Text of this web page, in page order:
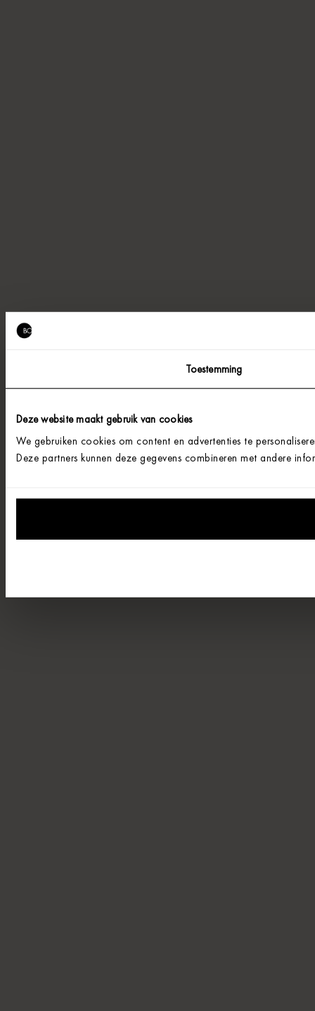
Toestemming
Deze website maakt gebruik van cookies
We gebruiken cookies om content en advertenties te
Deze partners kunnen deze gegevens combineren met andere